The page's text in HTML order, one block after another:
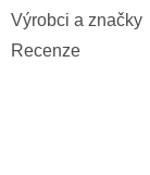
Výrobci a značky
Recenze